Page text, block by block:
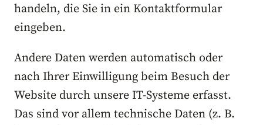
handeln, die Sie in ein Kontaktformular
eingeben.
Andere Daten werden automatisch oder
nach Ihrer Einwilligung beim Besuch der
Website durch unsere IT-Systeme erfasst.
Das sind vor allem technische Daten (z. B.